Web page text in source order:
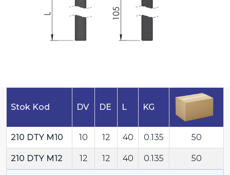
Stok Kod DV DE L KG
210 DTY M10 10 12 40 0.135 50
210 DTY M12 12 12 40 0.135 50